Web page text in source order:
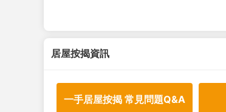
居屋按揭資訊
一手居屋按揭 常見問題Q&A